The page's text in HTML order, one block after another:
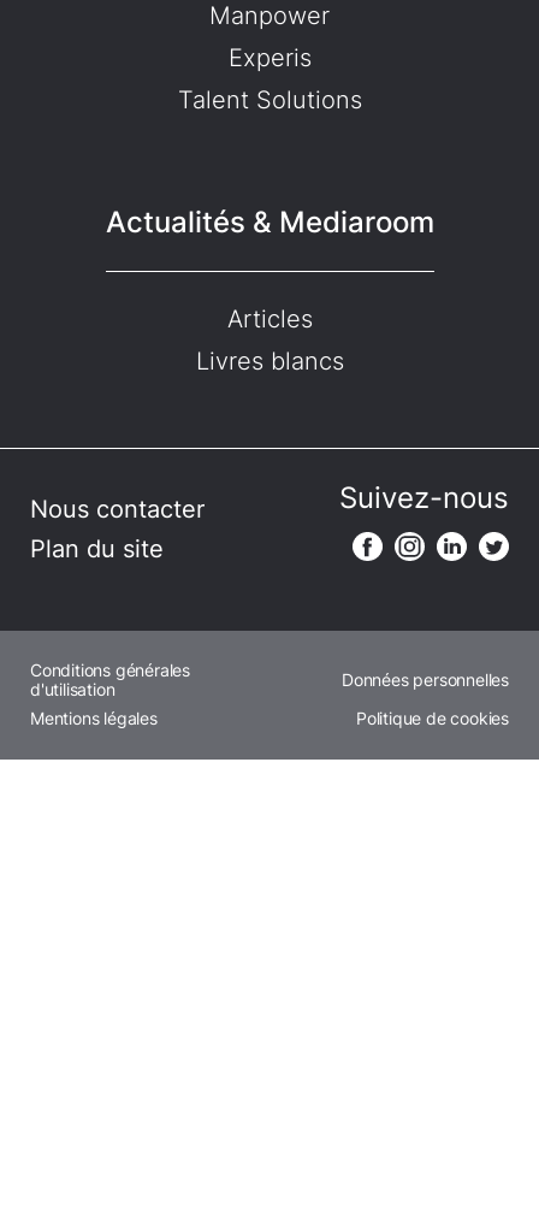
Manpower
Experis
Talent Solutions
Actualités & Mediaroom
Articles
Livres blancs
Nous contacter
Plan du site
Suivez-nous
Conditions générales
d'utilisation
Données personnelles
Mentions légales
Politique de cookies